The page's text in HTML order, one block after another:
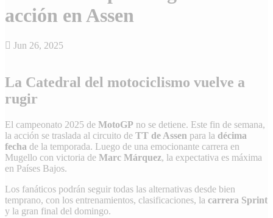
acción en Assen
Jun 26, 2025
La Catedral del motociclismo vuelve a
rugir
El campeonato 2025 de MotoGP no se detiene. Este fin de semana,
la acción se traslada al circuito de TT de Assen para la décima
fecha de la temporada. Luego de una emocionante carrera en
Mugello con victoria de Marc Márquez, la expectativa es máxima
en Países Bajos.
Los fanáticos podrán seguir todas las alternativas desde bien
temprano, con los entrenamientos, clasificaciones, la carrera Sprint
y la gran final del domingo.